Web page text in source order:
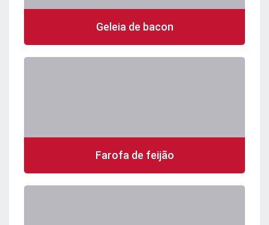
Geleia de bacon
Farofa de feijão